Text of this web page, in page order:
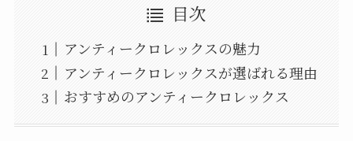
目次
アンティークロレックスの魅力
アンティークロレックスが選ばれる理由
おすすめのアンティークロレックス